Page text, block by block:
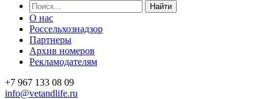
Найти
О нас
Россельхознадзор
Партнеры
Архив номеров
Рекламодателям
+7 967 133 08 09
info@vetandlife.ru